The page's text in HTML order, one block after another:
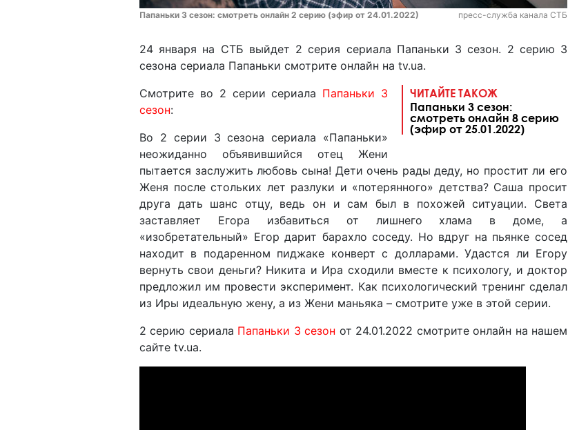
Папаньки 3 сезон: смотреть онлайн 2 cерию (эфир от 24.01.2022) пресс-служба канала СТБ
24 января на СТБ выйдет 2 серия сериала Папаньки 3 сезон. 2 серию 3
сезона сериала Папаньки смотрите онлайн на tv.ua.
ЧИТАЙТЕ ТАКОЖ
Папаньки 3 сезон:
смотреть онлайн 8 cерию
(эфир от 25.01.2022)
Смотрите во 2 серии сериала Папаньки 3
сезон:
Во 2 серии 3 сезона сериала «Папаньки»
неожиданно объявившийся отец Жени
пытается заслужить любовь сына! Дети очень рады деду, но простит ли его
Женя после стольких лет разлуки и «потерянного» детства? Саша просит
друга дать шанс отцу, ведь он и сам был в похожей ситуации. Света
заставляет Егора избавиться от лишнего хлама в доме, а
«изобретательный» Егор дарит барахло соседу. Но вдруг на пьянке сосед
находит в подаренном пиджаке конверт с долларами. Удастся ли Егору
вернуть свои деньги? Никита и Ира сходили вместе к психологу, и доктор
предложил им провести эксперимент. Как психологический тренинг сделал
из Иры идеальную жену, а из Жени маньяка – смотрите уже в этой серии.
2 серию сериала Папаньки 3 сезон от 24.01.2022 смотрите онлайн на нашем
сайте tv.ua.